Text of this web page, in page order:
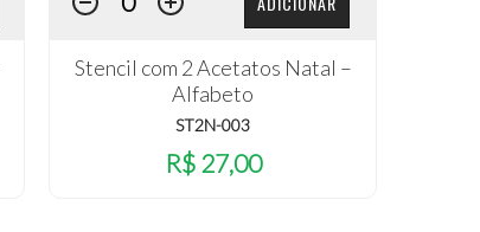
Stencil com 2 Acetatos Natal –
Alfabeto
ST2N-003
R$ 27,00